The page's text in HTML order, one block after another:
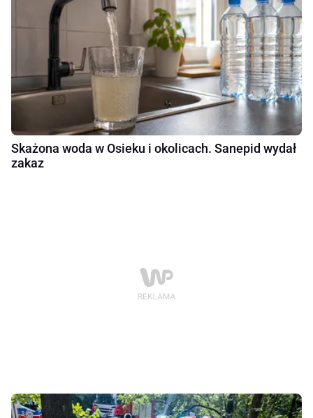
Skażona woda w Osieku i okolicach. Sanepid wydał
zakaz